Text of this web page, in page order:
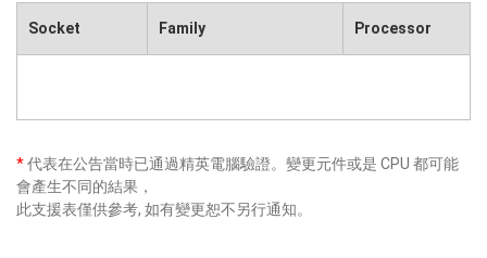
Socket Family Processor
*代表在公告當時已通過精英電腦驗證。變更元件或是 CPU 都可能
會產生不同的結果，
此支援表僅供參考, 如有變更恕不另行通知。